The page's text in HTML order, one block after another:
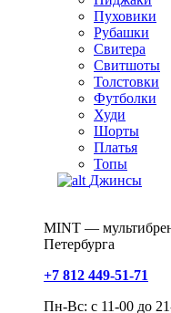
Пуховики
Рубашки
Свитера
Свитшоты
Толстовки
Футболки
Худи
Шорты
Платья
Топы
Джинсы
MINT —
Петербурга
+7 812 449-51-71
Пн-Вс: с 11-00 до